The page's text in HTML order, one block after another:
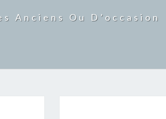
Anciens Ou D’occasion